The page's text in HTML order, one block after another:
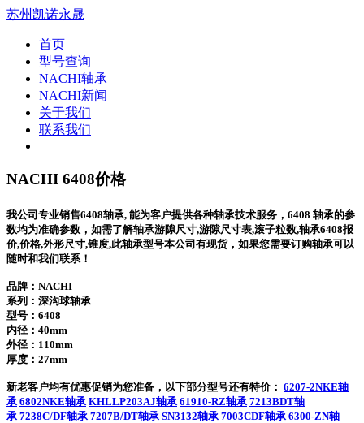
苏州凯诺永晟
首页
型号查询
NACHI轴承
NACHI新闻
关于我们
联系我们
NACHI 6408价格
我公司专业销售6408轴承, 能为客户提供各种轴承技术服务，6408 轴承的参
数均为准确参数，如需了解轴承游隙尺寸,游隙尺寸表,滚子粒数,轴承6408报
价,价格,外形尺寸,锥度,此轴承型号本公司有现货，如果您需要订购轴承可以
随时和我们联系！
品牌：NACHI
系列：深沟球轴承
型号： 6408
内径：40mm
外径：110mm
厚度：27mm
新老客户均有优惠促销为您准备，以下部分型号还有特价： 6207-2NKE轴
承 6802NKE轴承 KHLLP203AJ轴承 61910-RZ轴承 7213BDT轴
承 7238C/DF轴承 7207B/DT轴承 SN3132轴承 7003CDF轴承 6300-ZN轴